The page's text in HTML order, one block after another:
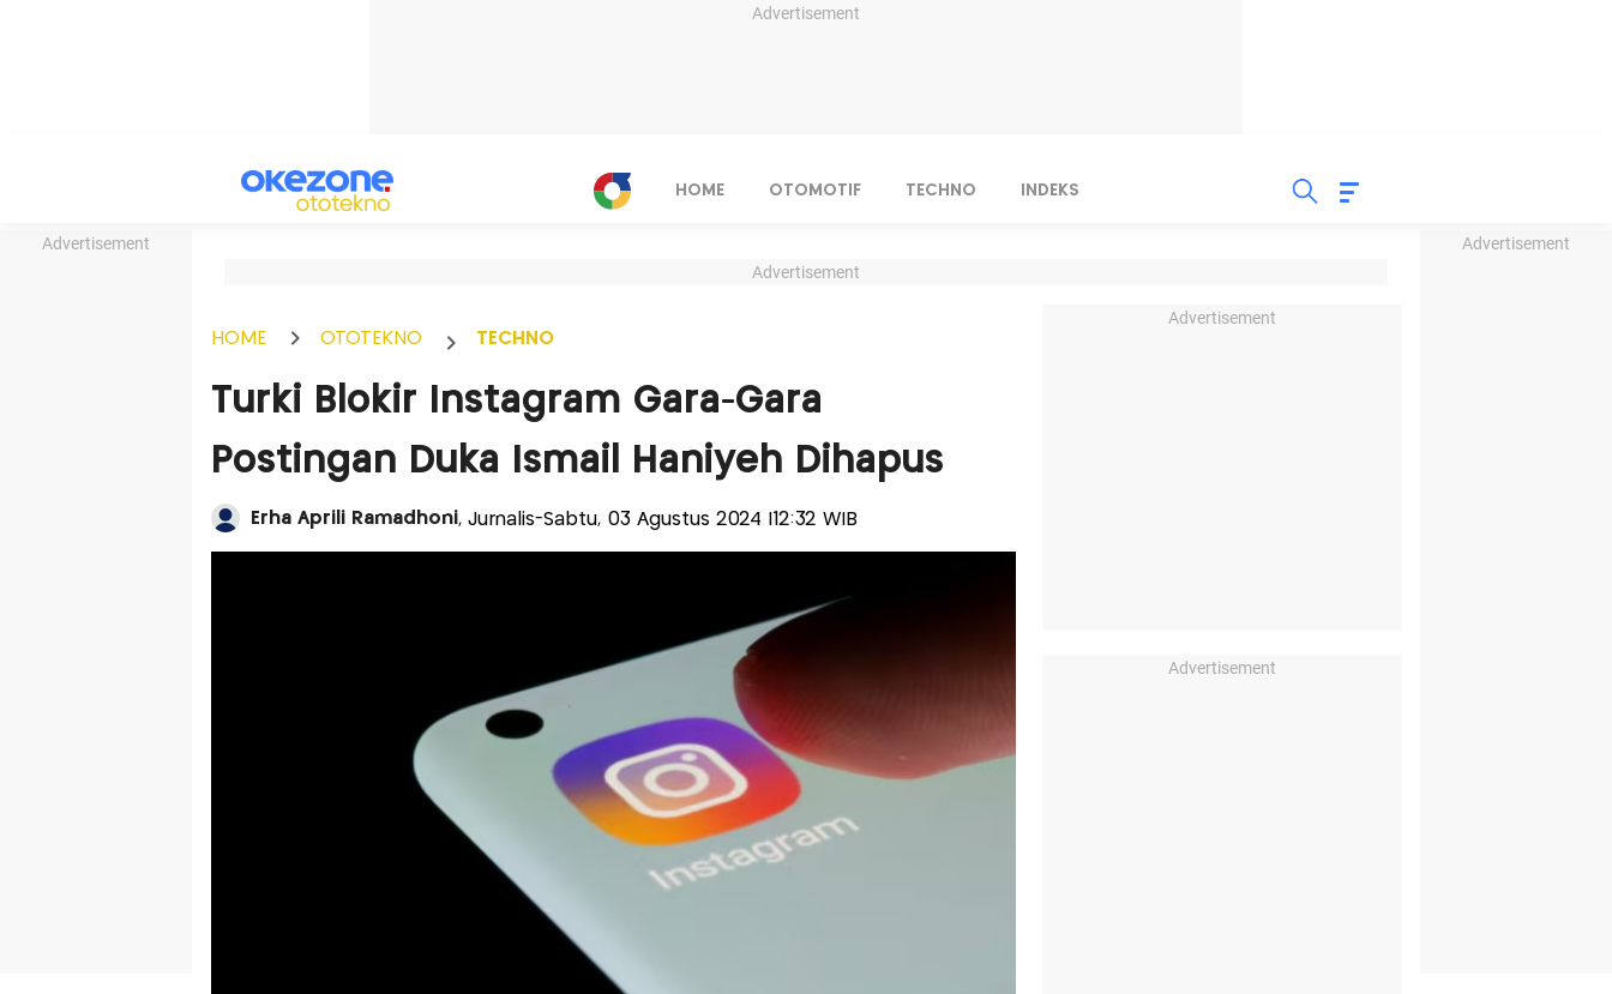
Advertisement
Advertisement Advertisement
HOME OTOMOTIF TECHNO INDEKS
Advertisement
HOME OTOTEKNO TECHNO
Turki Blokir Instagram Gara-Gara
Postingan Duka Ismail Haniyeh Dihapus
Erha Aprili Ramadhoni, Jurnalis-Sabtu, 03 Agustus 2024 |12:32 WIB
Advertisement
Advertisement